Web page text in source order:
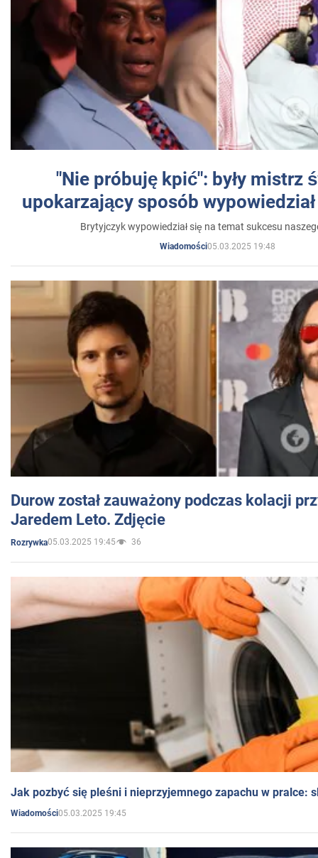
"Nie próbuję kpić": były mistrz
upokarzający sposób
Brytyjczyk wypowiedział się na temat sukcesu
Wiadomości05.03.2025 19:48
Durow został zauważony podczas kolacji
Jaredem Leto. Zdjęcie
Rozrywka05.03.2025 19:45 36
Jak pozbyć się pleśni i nieprzyjemnego zapachu w pralce:
Wiadomości05.03.2025 19:45